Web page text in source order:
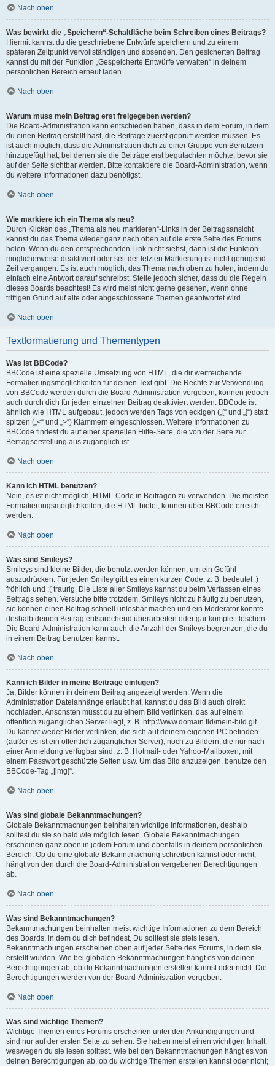
Nach oben
Was bewirkt die „Speichern“-Schaltfläche beim Schreiben eines Beitrags?
Hiermit kannst du die geschriebene Entwürfe speichern und zu einem
späteren Zeitpunkt vervollständigen und absenden. Den gesicherten Beitrag
kannst du mit der Funktion „Gespeicherte Entwürfe verwalten“ in deinem
persönlichen Bereich erneut laden.
Nach oben
Warum muss mein Beitrag erst freigegeben werden?
Die Board-Administration kann entschieden haben, dass in dem Forum, in dem
du einen Beitrag erstellt hast, die Beiträge zuerst geprüft werden müssen. Es
ist auch möglich, dass die Administration dich zu einer Gruppe von Benutzern
hinzugefügt hat, bei denen sie die Beiträge erst begutachten möchte, bevor sie
auf der Seite sichtbar werden. Bitte kontaktiere die Board-Administration, wenn
du weitere Informationen dazu benötigst.
Nach oben
Wie markiere ich ein Thema als neu?
Durch Klicken des „Thema als neu markieren“-Links in der Beitragsansicht
kannst du das Thema wieder ganz nach oben auf die erste Seite des Forums
holen. Wenn du den entsprechenden Link nicht siehst, dann ist die Funktion
möglicherweise deaktiviert oder seit der letzten Markierung ist nicht genügend
Zeit vergangen. Es ist auch möglich, das Thema nach oben zu holen, indem du
einfach eine Antwort darauf schreibst. Stelle jedoch sicher, dass du die Regeln
dieses Boards beachtest! Es wird meist nicht gerne gesehen, wenn ohne
triftigen Grund auf alte oder abgeschlossene Themen geantwortet wird.
Nach oben
Textformatierung und Thementypen
Was ist BBCode?
BBCode ist eine spezielle Umsetzung von HTML, die dir weitreichende
Formatierungsmöglichkeiten für deinen Text gibt. Die Rechte zur Verwendung
von BBCode werden durch die Board-Administration vergeben, können jedoch
auch durch dich für jeden einzelnen Beitrag deaktiviert werden. BBCode ist
ähnlich wie HTML aufgebaut, jedoch werden Tags von eckigen („[“ und „]“) statt
spitzen („<“ und „>“) Klammern eingeschlossen. Weitere Informationen zu
BBCode findest du auf einer speziellen Hilfe-Seite, die von der Seite zur
Beitragserstellung aus zugänglich ist.
Nach oben
Kann ich HTML benutzen?
Nein, es ist nicht möglich, HTML-Code in Beiträgen zu verwenden. Die meisten
Formatierungsmöglichkeiten, die HTML bietet, können über BBCode erreicht
werden.
Nach oben
Was sind Smileys?
Smileys sind kleine Bilder, die benutzt werden können, um ein Gefühl
auszudrücken. Für jeden Smiley gibt es einen kurzen Code, z. B. bedeutet :)
fröhlich und :( traurig. Die Liste aller Smileys kannst du beim Verfassen eines
Beitrags sehen. Versuche bitte trotzdem, Smileys nicht zu häufig zu benutzen,
sie können einen Beitrag schnell unlesbar machen und ein Moderator könnte
deshalb deinen Beitrag entsprechend überarbeiten oder gar komplett löschen.
Die Board-Administration kann auch die Anzahl der Smileys begrenzen, die du
in einem Beitrag benutzen kannst.
Nach oben
Kann ich Bilder in meine Beiträge einfügen?
Ja, Bilder können in deinem Beitrag angezeigt werden. Wenn die
Administration Dateianhänge erlaubt hat, kannst du das Bild auch direkt
hochladen. Ansonsten musst du zu einem Bild verlinken, das auf einem
öffentlich zugänglichen Server liegt, z. B. http://www.domain.tld/mein-bild.gif.
Du kannst weder Bilder verlinken, die sich auf deinem eigenen PC befinden
(außer es ist ein öffentlich zugänglicher Server), noch zu Bildern, die nur nach
einer Anmeldung verfügbar sind, z. B. Hotmail- oder Yahoo-Mailboxen, mit
einem Passwort geschützte Seiten usw. Um das Bild anzuzeigen, benutze den
BBCode-Tag „[img]“.
Nach oben
Was sind globale Bekanntmachungen?
Globale Bekanntmachungen beinhalten wichtige Informationen, deshalb
solltest du sie so bald wie möglich lesen. Globale Bekanntmachungen
erscheinen ganz oben in jedem Forum und ebenfalls in deinem persönlichen
Bereich. Ob du eine globale Bekanntmachung schreiben kannst oder nicht,
hängt von den durch die Board-Administration vergebenen Berechtigungen
ab.
Nach oben
Was sind Bekanntmachungen?
Bekanntmachungen beinhalten meist wichtige Informationen zu dem Bereich
des Boards, in dem du dich befindest. Du solltest sie stets lesen.
Bekanntmachungen erscheinen oben auf jeder Seite des Forums, in dem sie
erstellt wurden. Wie bei globalen Bekanntmachungen hängt es von deinen
Berechtigungen ab, ob du Bekanntmachungen erstellen kannst oder nicht. Die
Berechtigungen werden von der Board-Administration vergeben.
Nach oben
Was sind wichtige Themen?
Wichtige Themen eines Forums erscheinen unter den Ankündigungen und
sind nur auf der ersten Seite zu sehen. Sie haben meist einen wichtigen Inhalt,
weswegen du sie lesen solltest. Wie bei den Bekanntmachungen hängt es von
deinen Berechtigungen ab, ob du wichtige Themen erstellen kannst oder nicht;